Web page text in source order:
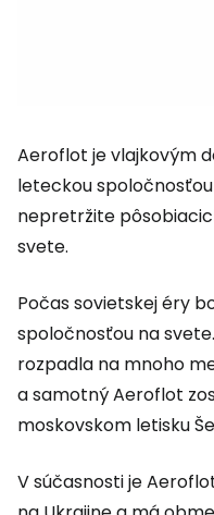
Aeroflot je vlajkovým
leteckou
nepretržite
svete.
Počas sovietskej éry
spoločnosťou na
rozpadla na mnoho
a samotný Aeroflot
moskovskom letisku
V súčasnosti je